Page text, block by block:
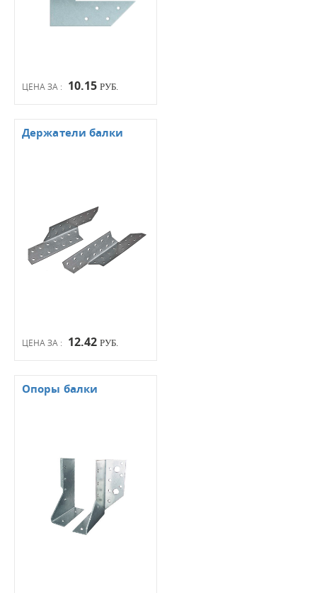
ЦЕНА ЗА : 10.15 РУБ.
ЦЕНА ЗА : 12.42 РУБ.
Держатели балки
Опоры балки